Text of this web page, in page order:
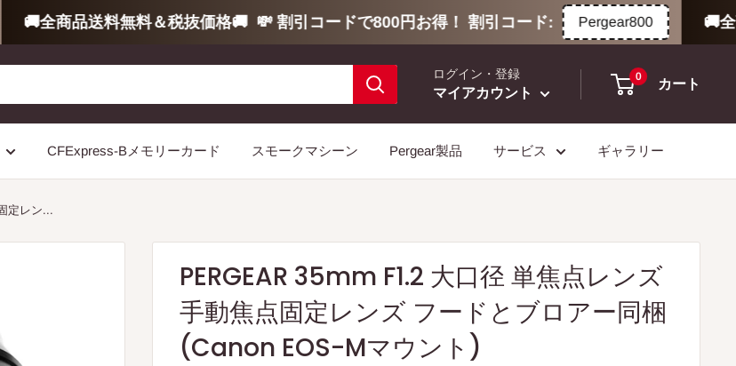
🚚全商品送料無料＆税抜価格🚚 💸 割引コードで800円お得！ 割引コード: Pergear800 🚚全
ログイン・登録
マイアカウント
0
カート
CFExpress-Bメモリーカード スモークマシーン Pergear製品 サービス ギャラリー
定レン...
PERGEAR 35mm F1.2 大口径 単焦点レンズ
手動焦点固定レンズ フードとブロアー同梱
(Canon EOS-Mマウント)